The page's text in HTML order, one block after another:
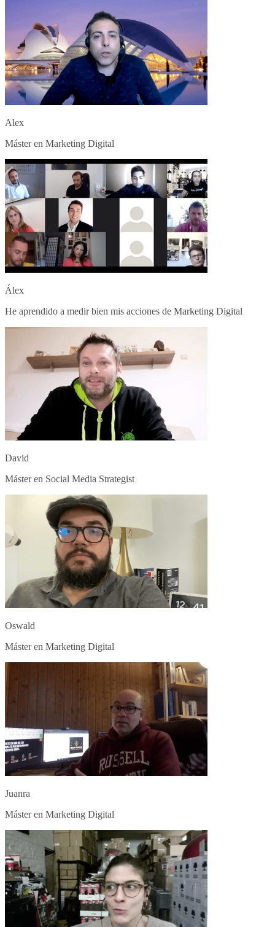
Alex
Máster en Marketing Digital
Álex
He aprendido a medir bien mis acciones de Marketing Digital
David
Máster en Social Media Strategist
Oswald
Máster en Marketing Digital
Juanra
Máster en Marketing Digital